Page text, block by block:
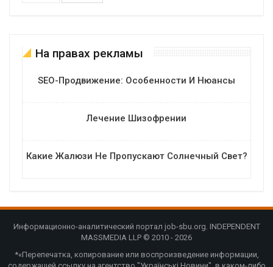
На правах рекламы
SEO-Продвижение: Особенности И Нюансы
Лечение Шизофрении
Какие Жалюзи Не Пропускают Солнечный Свет?
Информационно-аналитический портал job-sbu.org. INDEPENDENT
MASSMEDIA LLP © 2010 - 2026
*«Перепечатка, копирование или воспроизведение информации,